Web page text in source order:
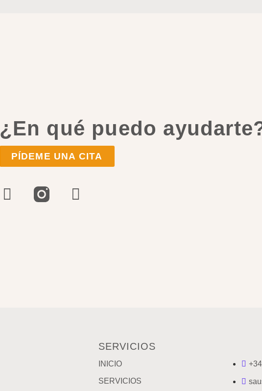
¿En qué puedo
PÍDEME UNA CITA
SERVICIOS
INICIO
SERVICIOS